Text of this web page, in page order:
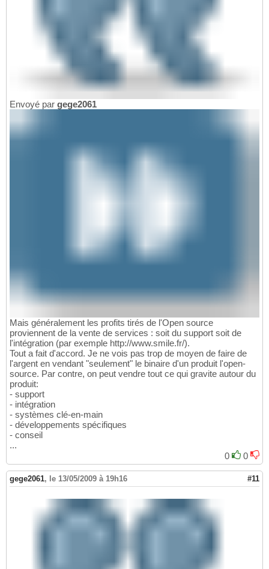
Envoyé par gege2061
Mais généralement les profits tirés de l'Open source
proviennent de la vente de services : soit du support soit de
l'intégration (par exemple http://www.smile.fr/).
Tout a fait d'accord. Je ne vois pas trop de moyen de faire de
l'argent en vendant "seulement" le binaire d'un produit l'open-
source. Par contre, on peut vendre tout ce qui gravite autour du
produit:
- support
- intégration
- systèmes clé-en-main
- développements spécifiques
- conseil
...
0
0
gege2061, le 13/05/2009 à 19h16 #11